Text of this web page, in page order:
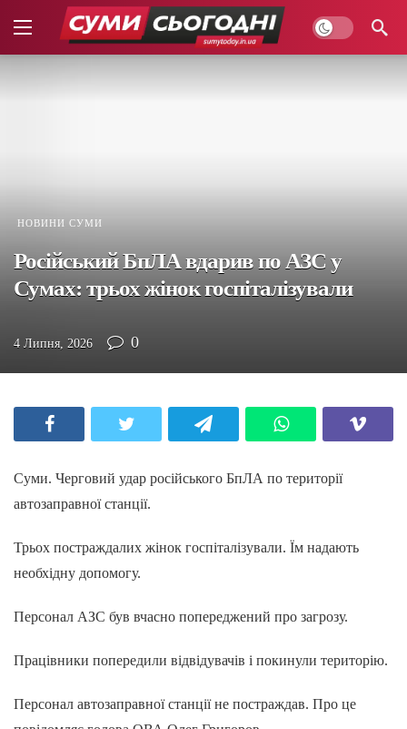
НОВИНИ СУМИ
Російський БпЛА вдарив по АЗС у
Сумах: трьох жінок госпіталізували
4 Липня, 2026 0
Суми. Черговий удар російського БпЛА по території
автозаправної станції.
Трьох постраждалих жінок госпіталізували. Їм надають
необхідну допомогу.
Персонал АЗС був вчасно попереджений про загрозу.
Працівники попередили відвідувачів і покинули територію.
Персонал автозаправної станції не постраждав. Про це